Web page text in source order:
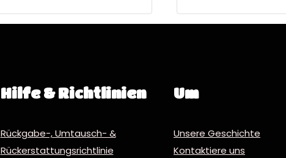
Hilfe & Richtlinien
Rückgabe-, Umtausch- &
Rückerstattungsrichtlinie
Um
Unsere Geschichte
Kontaktiere uns